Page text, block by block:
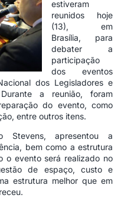
estiveram
reunidos hoje
(13), em
Brasília, para
debater a
participação
dos eventos
dos Legisladores e
a reunião, foram
do evento, como
entre outros itens.
Stevens, apresentou a
bem como a estrutura
o evento será realizado no
de espaço, custo e
estrutura melhor que em